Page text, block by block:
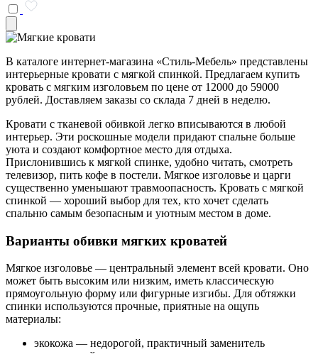
В каталоге интернет-магазина «Стиль-Мебель» представлены
интерьерные кровати с мягкой спинкой. Предлагаем купить
кровать с мягким изголовьем по цене от 12000 до 59000
рублей. Доставляем заказы со склада 7 дней в неделю.
Кровати с тканевой обивкой легко вписываются в любой
интерьер. Эти роскошные модели придают спальне больше
уюта и создают комфортное место для отдыха.
Прислонившись к мягкой спинке, удобно читать, смотреть
телевизор, пить кофе в постели. Мягкое изголовье и царги
существенно уменьшают травмоопасность. Кровать с мягкой
спинкой — хороший выбор для тех, кто хочет сделать
спальню самым безопасным и уютным местом в доме.
Варианты обивки мягких кроватей
Мягкое изголовье — центральный элемент всей кровати. Оно
может быть высоким или низким, иметь классическую
прямоугольную форму или фигурные изгибы. Для обтяжки
спинки используются прочные, приятные на ощупь
материалы:
экокожа — недорогой, практичный заменитель